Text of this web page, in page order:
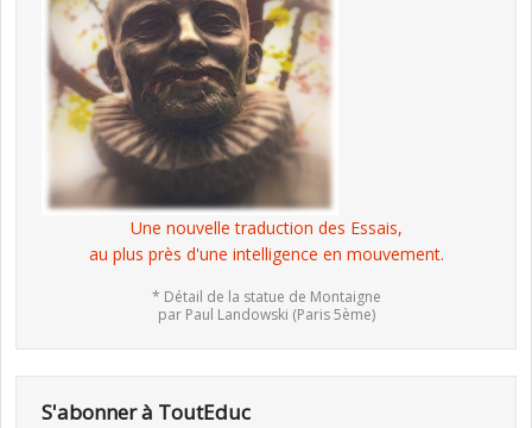
Une nouvelle traduction des Essais,
au plus près d'une intelligence en mouvement.
* Détail de la statue de Montaigne
par Paul Landowski (Paris 5ème)
S'abonner à ToutEduc